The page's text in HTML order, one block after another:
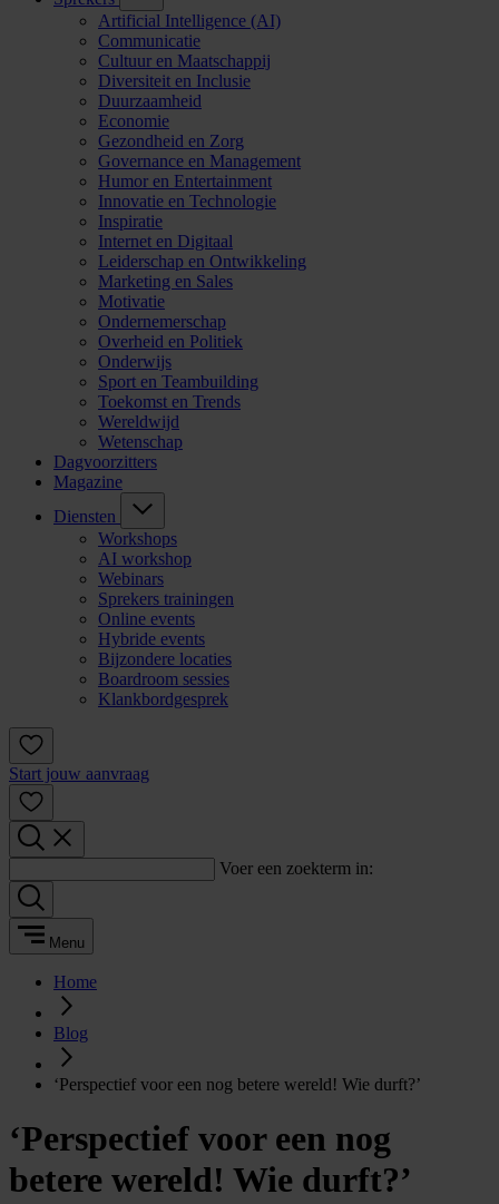
Artificial Intelligence (AI)
Communicatie
Cultuur en Maatschappij
Diversiteit en Inclusie
Duurzaamheid
Economie
Gezondheid en Zorg
Governance en Management
Humor en Entertainment
Innovatie en Technologie
Inspiratie
Internet en Digitaal
Leiderschap en Ontwikkeling
Marketing en Sales
Motivatie
Ondernemerschap
Overheid en Politiek
Onderwijs
Sport en Teambuilding
Toekomst en Trends
Wereldwijd
Wetenschap
Dagvoorzitters
Magazine
Diensten
Workshops
AI workshop
Webinars
Sprekers trainingen
Online events
Hybride events
Bijzondere locaties
Boardroom sessies
Klankbordgesprek
Start jouw aanvraag
Voer een zoekterm in:
Menu
Home
Blog
‘Perspectief voor een nog betere wereld! Wie durft?’
‘Perspectief voor een nog
betere wereld! Wie durft?’